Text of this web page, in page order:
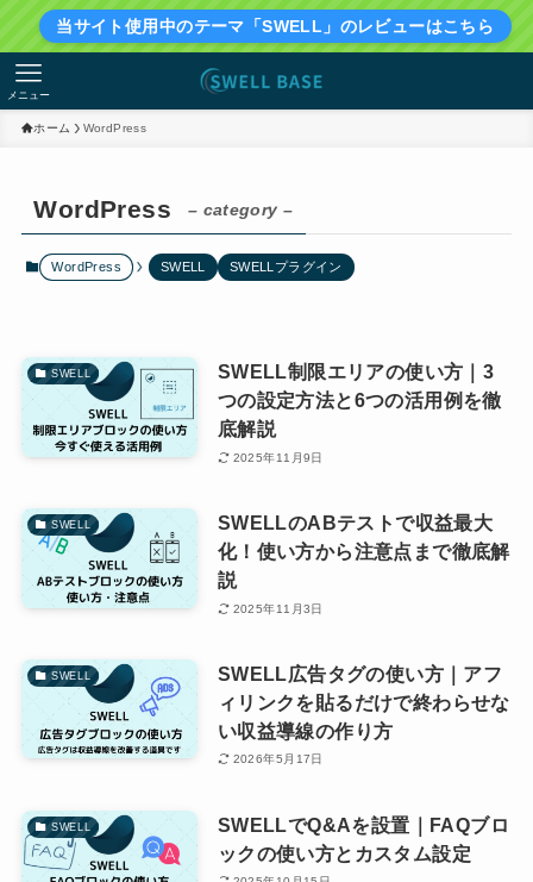
当サイト使用中のテーマ「SWELL」のレビューはこちら
メニュー
ホーム WordPress
WordPress – category –
WordPress SWELL SWELLプラグイン
SWELL
SWELL制限エリアの使い方｜3
つの設定方法と6つの活用例を徹
底解説
2025年11月9日
SWELL
SWELLのABテストで収益最大
化！使い方から注意点まで徹底解
説
2025年11月3日
SWELL
SWELL広告タグの使い方｜アフ
ィリンクを貼るだけで終わらせな
い収益導線の作り方
2026年5月17日
SWELL
SWELLでQ&Aを設置｜FAQブロ
ックの使い方とカスタム設定